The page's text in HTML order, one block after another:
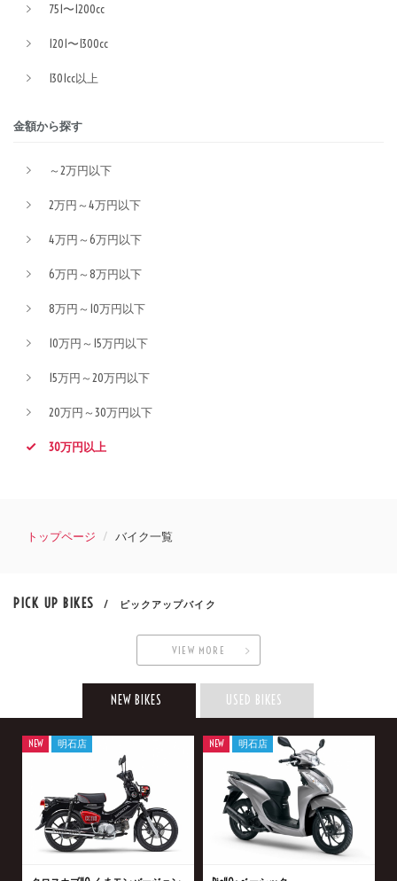
751〜1200cc
1201〜1300cc
1301cc以上
金額から探す
～2万円以下
2万円～4万円以下
4万円～6万円以下
6万円～8万円以下
8万円～10万円以下
10万円～15万円以下
15万円～20万円以下
20万円～30万円以下
30万円以上
トップページ バイク一覧
PICK UP BIKES / ピックアップバイク
VIEW MORE
NEW BIKES USED BIKES
NEW 明石店 NEW 明石店